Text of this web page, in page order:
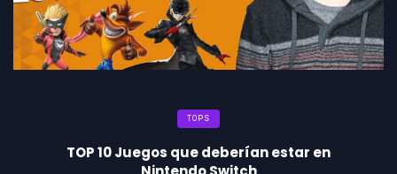
TOPS
TOP 10 Juegos que deberían estar en